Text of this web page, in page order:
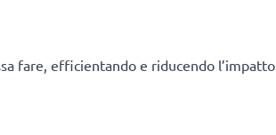
fare, efficientando e riducendo l’impatto